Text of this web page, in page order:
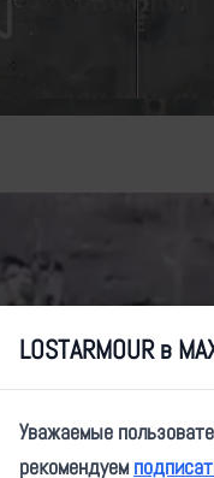
LOSTARMOUR в
Уважаемые
рекомендуем